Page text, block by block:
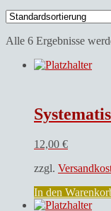
Alle 6 Ergebnisse
Systematische Bilder-Gallerie
12,00 €
zzgl.
In den